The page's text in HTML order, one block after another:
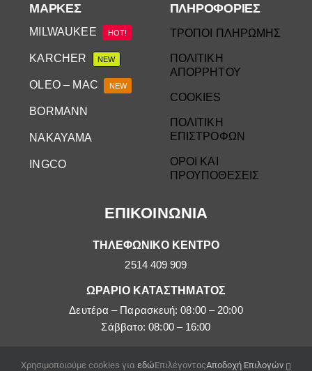
ΕΠΙΚΟΙΝΩΝΙΑ
ΤΗΛΕΦΩΝΙΚΟ ΚΕΝΤΡΟ
2514 409 909
ΩΡΑΡΙΟ ΚΑΤΑΣΤΗΜΑΤΟΣ
Δευτέρα – Παρασκευή: 08:00 – 20:00
Σάββατο: 08:00 – 16:00
ΜΆΡΚΕΣ
MILWAUKEE HOT!
KARCHER NEW
OLEO – MAC NEW
BORMANN
NAKAYAMA
INGCO
ΠΛΗΡΟΦΟΡΙΕΣ
ΤΡΟΠΟΙ ΠΛΗΡΩΜΗΣ
ΠΟΛΙΤΙΚΗ
ΑΠΟΡΡΗΤΟΥ
COOKIES
ΠΟΛΙΤΙΚΗ
ΕΠΙΣΤΡΟΦΩΝ
ΟΡΟΙ ΚΑΙ
ΠΡΟΥΠΟΘΕΣΕΙΣ
Χρησιμοποιούμε cookies για εδώΕπιλέγονταςΑποδοχή Επιλογών